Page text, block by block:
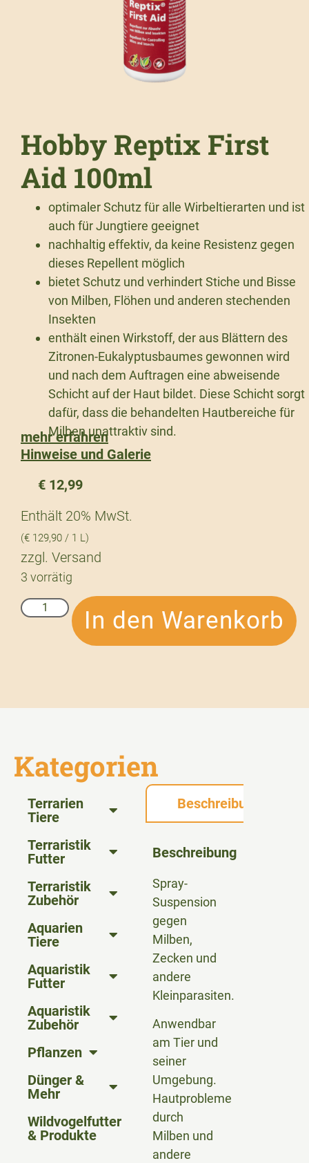
Hobby Reptix First
Aid 100ml
optimaler Schutz für alle Wirbeltierarten und ist
auch für Jungtiere geeignet
nachhaltig effektiv, da keine Resistenz gegen
dieses Repellent möglich
bietet Schutz und verhindert Stiche und Bisse
von Milben, Flöhen und anderen stechenden
Insekten
enthält einen Wirkstoff, der aus Blättern des
Zitronen-Eukalyptusbaumes gewonnen wird
und nach dem Auftragen eine abweisende
Schicht auf der Haut bildet. Diese Schicht sorgt
dafür, dass die behandelten Hautbereiche für
Milben unattraktiv sind.
mehr erfahren
Hinweise und Galerie
€ 12,99
Enthält 20% MwSt.
(€ 129,90 / 1 L)
zzgl. Versand
3 vorrätig
In den Warenkorb
Kategorien
Terrarien
Tiere
Terraristik
Futter
Terraristik
Zubehör
Aquarien
Tiere
Aquaristik
Futter
Aquaristik
Zubehör
Pflanzen
Dünger &
Mehr
Wildvogelfutter
& Produkte
Beschreibung
Beschreibung
Spray-
Suspension
gegen
Milben,
Zecken und
andere
Kleinparasiten.
Anwendbar
am Tier und
seiner
Umgebung.
Hautprobleme
durch
Milben und
andere